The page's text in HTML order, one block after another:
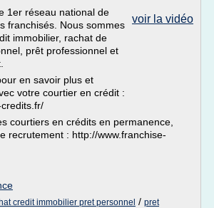
voir la vidéo
1er réseau national de
franchisés. Nous sommes
immobilier, rachat de
prêt professionnel et
en savoir plus et
votre courtier en crédit :
courtiers en crédits en permanence,
recrutement : http://www.franchise-
credit immobilier pret personnel / pret